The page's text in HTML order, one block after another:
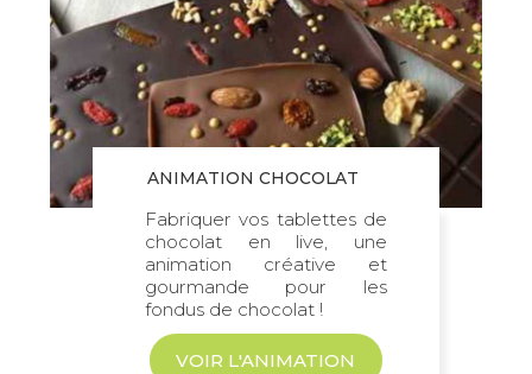
ANIMATION CHOCOLAT
Fabriquer vos tablettes de
chocolat en live, une
animation créative et
gourmande pour les
fondus de chocolat !
VOIR L'ANIMATION